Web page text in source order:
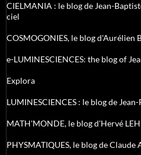
CIELMANIA : le blog de Jean-
ciel
COSMOGONIES, le blog d'Aurélien
e-LUMINESCIENCES: the blog of
Explora
LUMINESCIENCES : le blog de
MATH'MONDE, le blog d'Hervé
PHYSMATIQUES, le blog de